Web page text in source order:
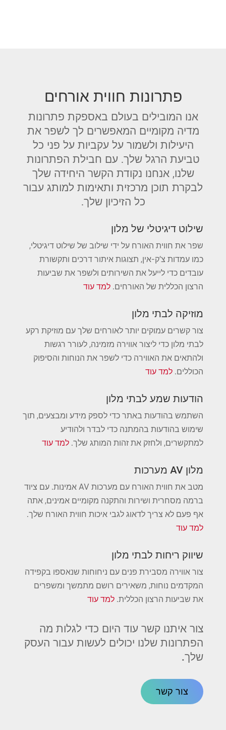
פתרונות חווית אורחים
אנו המובילים בעולם באספקת פתרונות
מדיה מקומיים המאפשרים לך לשפר את
היעילות ולשמור על עקביות על פני כל
טביעת הרגל שלך. עם חבילת הפתרונות
שלנו, אנחנו נקודת הקשר היחידה שלך
לבקרת תוכן מרכזית ותאימות למותג עבור
כל הזיכיון שלך.
שילוט דיגיטלי של מלון
שפר את חווית האורח על ידי שילוב של שילוט דיגיטלי,
כמו עמדות צ'ק-אין, תצוגות איתור דרכים ותקשורת
עובדים כדי לייעל את השירותים ולשפר את שביעות
הרצון הכללית של האורחים. למד עוד
מוזיקה לבתי מלון
צור קשרים עמוקים יותר לאורחים שלך עם מוזיקת ​​רקע
לבתי מלון כדי ליצור אווירה מזמינה, לעורר רגשות
ולהתאים את האווירה כדי לשפר את הנוחות והסיפוק
הכוללים. למד עוד
הודעות שמע לבתי מלון
השתמש בהודעות באתר כדי לספק מידע ומבצעים, תוך
שימוש בהודעות בהמתנה כדי לבדר ולהודיע ​​
למתקשרים, ולחזק את זהות המותג שלך. למד עוד
מלון AV מערכות
מטב את חווית האורח עם מערכות AV אמינות. עם ציוד
ברמה מסחרית ושירות והתקנה מקומיים אמינים, אתה
אף פעם לא צריך לדאוג לגבי איכות חווית האורח שלך.
למד עוד
שיווק ריחות לבתי מלון
צור אווירה מסבירת פנים עם ניחוחות שנאספו בקפידה
המקדמים נוחות, משאירים רושם מתמשך ומשפרים
את שביעות הרצון הכללית. למד עוד
צור איתנו קשר עוד היום כדי לגלות מה
הפתרונות שלנו יכולים לעשות עבור העסק
שלך.
צור קשר